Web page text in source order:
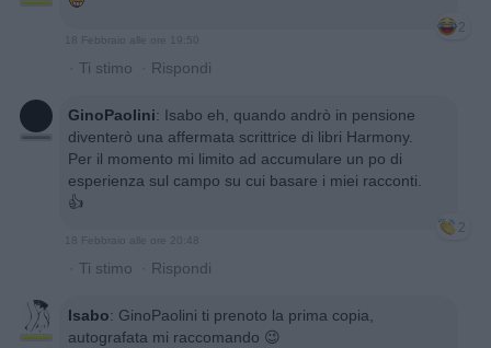
2
18 Febbraio alle ore 19:50
· Ti stimo · Rispondi
GinoPaolini: Isabo eh, quando andrò in pensione
diventerò una affermata scrittrice di libri Harmony.
Per il momento mi limito ad accumulare un po di
esperienza sul campo su cui basare i miei racconti.
👍
2
18 Febbraio alle ore 20:48
· Ti stimo · Rispondi
Isabo: GinoPaolini ti prenoto la prima copia,
autografata mi raccomando 😉